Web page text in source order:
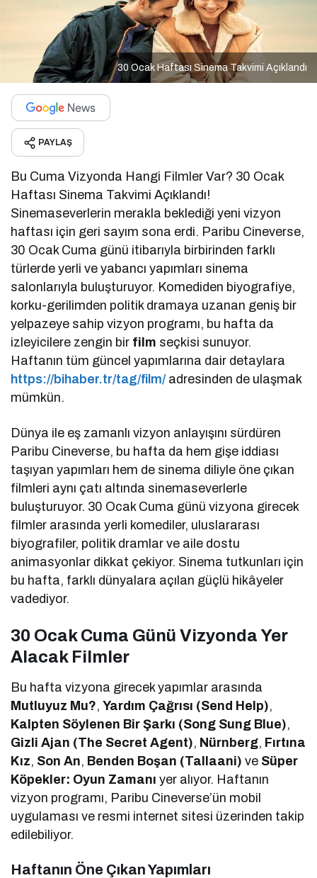
30 Ocak Haftası Sinema Takvimi Açıklandı
PAYLAŞ
Bu Cuma Vizyonda Hangi Filmler Var? 30 Ocak
Haftası Sinema Takvimi Açıklandı!
Sinemaseverlerin merakla beklediği yeni vizyon
haftası için geri sayım sona erdi. Paribu Cineverse,
30 Ocak Cuma günü itibarıyla birbirinden farklı
türlerde yerli ve yabancı yapımları sinema
salonlarıyla buluşturuyor. Komediden biyografiye,
korku-gerilimden politik dramaya uzanan geniş bir
yelpazeye sahip vizyon programı, bu hafta da
izleyicilere zengin bir film seçkisi sunuyor.
Haftanın tüm güncel yapımlarına dair detaylara
https://bihaber.tr/tag/film/adresinden de ulaşmak
mümkün.
Dünya ile eş zamanlı vizyon anlayışını sürdüren
Paribu Cineverse, bu hafta da hem gişe iddiası
taşıyan yapımları hem de sinema diliyle öne çıkan
filmleri aynı çatı altında sinemaseverlerle
buluşturuyor. 30 Ocak Cuma günü vizyona girecek
filmler arasında yerli komediler, uluslararası
biyografiler, politik dramlar ve aile dostu
animasyonlar dikkat çekiyor. Sinema tutkunları için
bu hafta, farklı dünyalara açılan güçlü hikâyeler
vadediyor.
30 Ocak Cuma Günü Vizyonda Yer
Alacak Filmler
Bu hafta vizyona girecek yapımlar arasında
Mutluyuz Mu?,Yardım Çağrısı (Send Help),
Kalpten Söylenen Bir Şarkı (Song Sung Blue),
Gizli Ajan (The Secret Agent), Nürnberg, Fırtına
Kız, Son An, Benden Boşan (Tallaani) ve Süper
Köpekler: Oyun Zamanı yer alıyor. Haftanın
vizyon programı, Paribu Cineverse’ün mobil
uygulaması ve resmi internet sitesi üzerinden takip
edilebiliyor.
Haftanın Öne Çıkan Yapımları